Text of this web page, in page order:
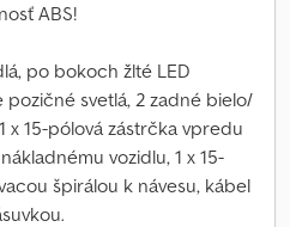
ABS!
po bokoch žlté LED
svetlá, 2 zadné bielo/
x 15-pólová zástrčka vpredu
vozidlu, 1 x 15-
špirálou k návesu, kábel